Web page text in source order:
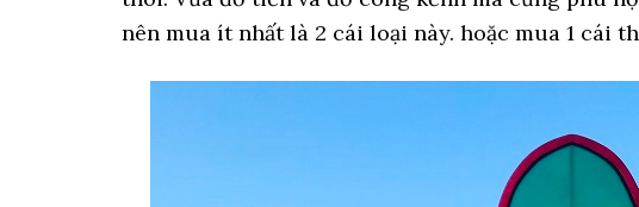
nên mua ít nhất là 2 cái loại này. hoặc mua 1 cái